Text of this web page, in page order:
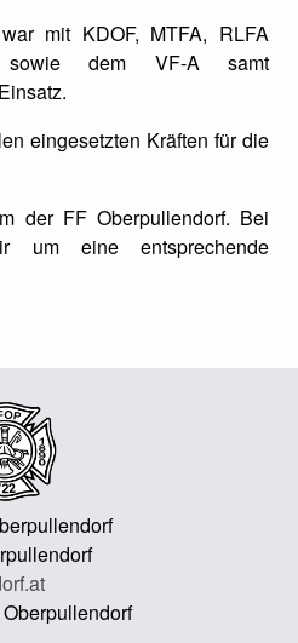
mit KDOF, MTFA, RLFA
dem VF-A samt
eingesetzten Kräften für die
der FF Oberpullendorf. Bei
um eine entsprechende